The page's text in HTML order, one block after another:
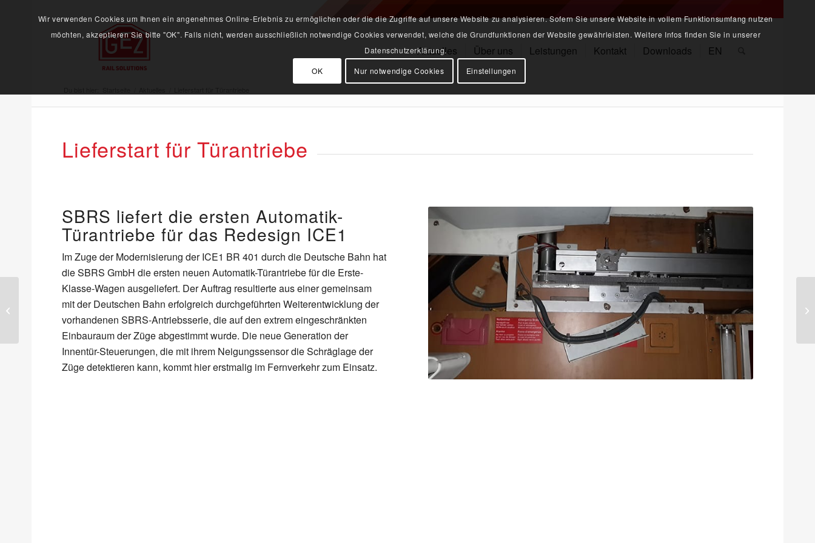
Aktuelles Über uns Leistungen Kontakt Downloads EN
Lieferstart für Türantriebe
SBRS liefert die ersten Automatik-
Türantriebe für das Redesign ICE1
Im Zuge der Modernisierung der ICE1 BR 401 durch die Deutsche Bahn hat
die SBRS GmbH die ersten neuen Automatik-Türantriebe für die Erste-
Klasse-Wagen ausgeliefert. Der Auftrag resultierte aus einer gemeinsam
mit der Deutschen Bahn erfolgreich durchgeführten Weiterentwicklung der
vorhandenen SBRS-Antriebsserie, die auf den extrem eingeschränkten
Einbauraum der Züge abgestimmt wurde. Die neue Generation der
Innentür-Steuerungen, die mit ihrem Neigungssensor die Schräglage der
Züge detektieren kann, kommt hier erstmalig im Fernverkehr zum Einsatz.
Sanierung von 24 U-
Bahnen für Mexiko
Wir verwenden Cookies um Ihnen ein angenehmes Online-Erlebnis zu ermöglichen oder die die Zugriffe auf unsere Website zu analysieren. Sofern Sie unsere Website in vollem Funktionsumfang nutzen
möchten, akzeptieren Sie bitte "OK". Falls nicht, werden ausschließlich notwendige Cookies verwendet, welche die Grundfunktionen der Website gewährleisten. Weitere Infos finden Sie in unserer
Datenschutzerklärung.
OK Nur notwendige Cookies Einstellungen